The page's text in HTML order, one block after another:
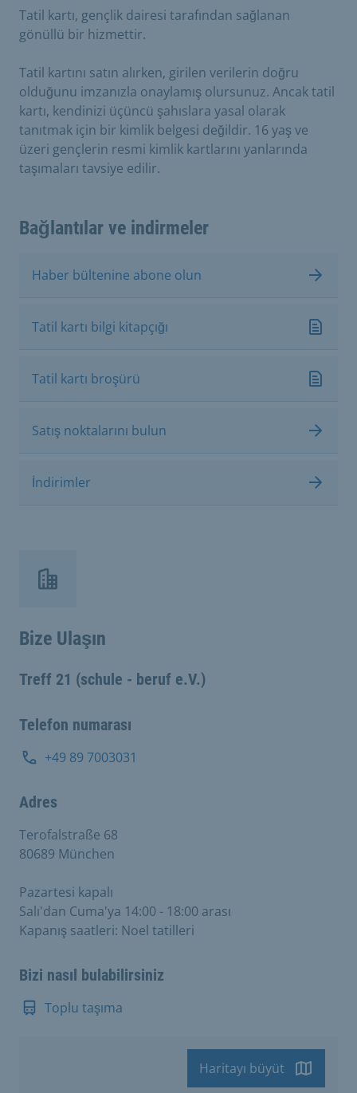
Tatil kartı, gençlik dairesi tarafından sağlanan
gönüllü bir hizmettir.
Tatil kartını satın alırken, girilen verilerin doğru
olduğunu imzanızla onaylamış olursunuz. Ancak tatil
kartı, kendinizi üçüncü şahıslara yasal olarak
tanıtmak için bir kimlik belgesi değildir. 16 yaş ve
üzeri gençlerin resmi kimlik kartlarını yanlarında
taşımaları tavsiye edilir.
Bağlantılar ve indirmeler
Haber bültenine abone olun
Tatil kartı bilgi kitapçığı
Tatil kartı broşürü
Satış noktalarını bulun
İndirimler
Bize Ulaşın
Treff 21 (schule - beruf e.V.)
Telefon numarası
+49 89 7003031
Adres
Terofalstraße 68
80689 München
Pazartesi kapalı
Salı'dan Cuma'ya 14:00 - 18:00 arası
Kapanış saatleri: Noel tatilleri
Bizi nasıl bulabilirsiniz
Toplu taşıma
Haritayı büyüt